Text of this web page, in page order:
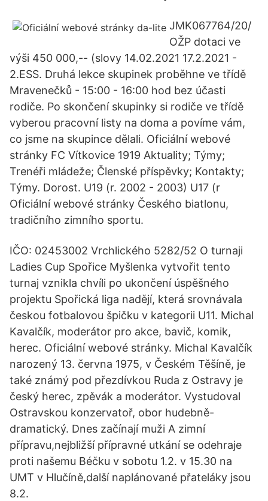
JMK067764/20/
OŽP dotaci ve
výši 450 000,-- (slovy 14.02.2021 17.2.2021 -
2.ESS. Druhá lekce skupinek proběhne ve třídě
Mravenečků - 15:00 - 16:00 hod bez účasti
rodiče. Po skončení skupinky si rodiče ve třídě
vyberou pracovní listy na doma a povíme vám,
co jsme na skupince dělali. Oficiální webové
stránky FC Vítkovice 1919 Aktuality; Týmy;
Trenéři mládeže; Členské příspěvky; Kontakty;
Týmy. Dorost. U19 (r. 2002 - 2003) U17 (r
Oficiální webové stránky Českého biatlonu,
tradičního zimního sportu.
IČO: 02453002 Vrchlického 5282/52 O turnaji
Ladies Cup Spořice Myšlenka vytvořit tento
turnaj vznikla chvíli po ukončení úspěšného
projektu Spořická liga nadějí, která srovnávala
českou fotbalovou špičku v kategorii U11. Michal
Kavalčík, moderátor pro akce, bavič, komik,
herec. Oficiální webové stránky. Michal Kavalčík
narozený 13. června 1975, v Českém Těšíně, je
také známý pod přezdívkou Ruda z Ostravy je
český herec, zpěvák a moderátor. Vystudoval
Ostravskou konzervatoř, obor hudebně-
dramatický. Dnes začínají muži A zimní
přípravu,nejbližší přípravné utkání se odehraje
proti našemu Béčku v sobotu 1.2. v 15.30 na
UMT v Hlučíně,další naplánované přateláky jsou
8.2.